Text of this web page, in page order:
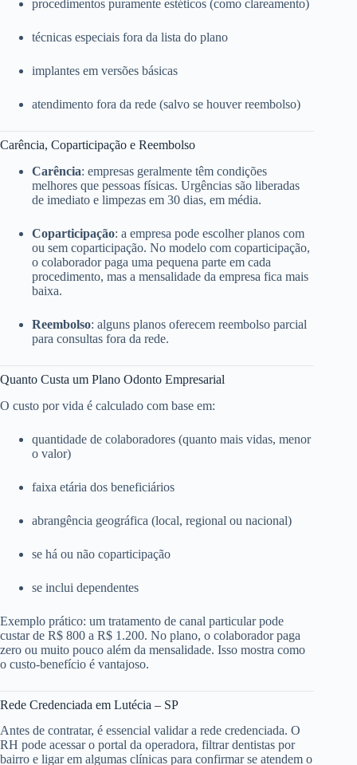
procedimentos puramente estéticos (como clareamento)
técnicas especiais fora da lista do plano
implantes em versões básicas
atendimento fora da rede (salvo se houver reembolso)
Carência, Coparticipação e Reembolso
Carência: empresas geralmente têm condições
melhores que pessoas físicas. Urgências são liberadas
de imediato e limpezas em 30 dias, em média.
Coparticipação: a empresa pode escolher planos com
ou sem coparticipação. No modelo com coparticipação,
o colaborador paga uma pequena parte em cada
procedimento, mas a mensalidade da empresa fica mais
baixa.
Reembolso: alguns planos oferecem reembolso parcial
para consultas fora da rede.
Quanto Custa um Plano Odonto Empresarial
O custo por vida é calculado com base em:
quantidade de colaboradores (quanto mais vidas, menor
o valor)
faixa etária dos beneficiários
abrangência geográfica (local, regional ou nacional)
se há ou não coparticipação
se inclui dependentes
Exemplo prático: um tratamento de canal particular pode
custar de R$ 800 a R$ 1.200. No plano, o colaborador paga
zero ou muito pouco além da mensalidade. Isso mostra como
o custo-benefício é vantajoso.
Rede Credenciada em Lutécia – SP
Antes de contratar, é essencial validar a rede credenciada. O
RH pode acessar o portal da operadora, filtrar dentistas por
bairro e ligar em algumas clínicas para confirmar se atendem o